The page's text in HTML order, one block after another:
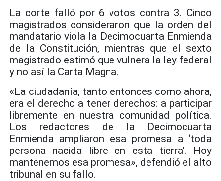
La corte falló por 6 votos contra 3. Cinco
magistrados consideraron que la orden del
mandatario viola la Decimocuarta Enmienda
de la Constitución, mientras que el sexto
magistrado estimó que vulnera la ley federal
y no así la Carta Magna.
«La ciudadanía, tanto entonces como ahora,
era el derecho a tener derechos: a participar
libremente en nuestra comunidad política.
Los redactores de la Decimocuarta
Enmienda ampliaron esa promesa a ‘toda
persona nacida libre en esta tierra’. Hoy
mantenemos esa promesa», defendió el alto
tribunal en su fallo.